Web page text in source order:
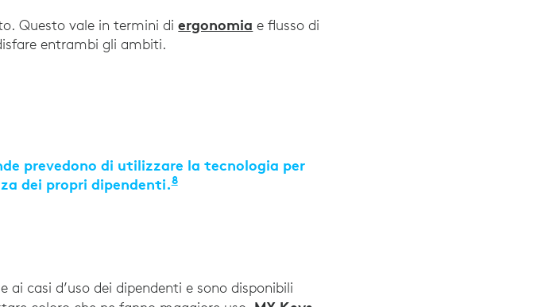
Questo vale in termini diergonomia e flusso di
entrambi gli ambiti.
prevedono di utilizzare la tecnologia per
dei propri dipendenti.8“2021 Employee Experience Survey”, Willis Towers
ai casi d’uso dei dipendenti e sono disponibili